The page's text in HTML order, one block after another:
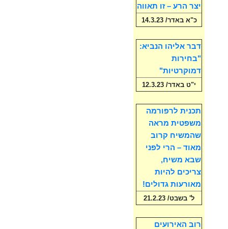
יצר הרע – זו תאווה
כ"א באדר/ 14.3.23
דבר אליהו הנביא:
"בחירות
דמוקרטיות"
י"ט באדר/ 12.3.23
תכנית לרפורמה
משפטית מראה
שהמשיח קרוב
מאוד – הרי לפני
שבא משיח,
צריכים להיות
מאורעות גדולים!
ל' בשבט/ 21.2.23
רוב האירועים